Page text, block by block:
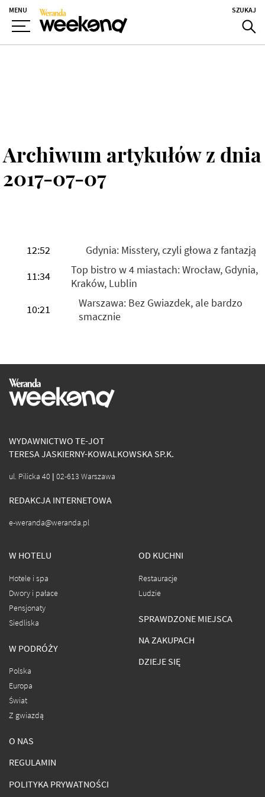
MENU SZUKAJ
Archiwum artykułów z dnia
2017-07-07
12:52
Gdynia: Misstery, czyli głowa z fantazją
11:34
Top bistro w 4 miastach: Wrocław, Gdynia,
Kraków, Lublin
10:21
Warszawa: Bez Gwiazdek, ale bardzo
smacznie
WYDAWNICTWO TE-JOT
TERESA JASKIERNY-KOWALKOWSKA SP.K.
ul. Pilicka 40 | 02-613 Warszawa
REDAKCJA INTERNETOWA
e-weranda@weranda.pl
W HOTELU
Hotele i spa
Dwory i pałace
Pensjonaty
Siedliska
W PODRÓŻY
Polska
Europa
Świat
Z gwiazdą
OD KUCHNI
Restauracje
Ludzie
SPRAWDZONE MIEJSCA
NA ZAKUPACH
DZIEJE SIĘ
O NAS
REGULAMIN
POLITYKA PRYWATNOŚCI